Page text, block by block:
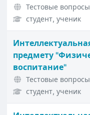
Тестовые
студент, ученик
предмету
воспитание"
Тестовые
студент, ученик